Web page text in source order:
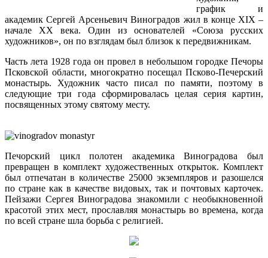
график и
академик Сергей Арсеньевич Виноградов жил в конце XIX –
начале XX века. Один из основателей «Союза русских
художников», он по взглядам был близок к передвижникам.
Часть лета 1928 года он провел в небольшом городке Печоры
Псковской области, многократно посещал Псково-Печерский
монастырь. Художник часто писал по памяти, поэтому в
следующие три года сформировалась целая серия картин,
посвященных этому святому месту.
Печорский цикл полотен академика Виноградова был
превращен в комплект художественных открыток. Комплект
был отпечатан в количестве 25000 экземпляров и разошелся
по стране как в качестве видовых, так и почтовых карточек.
Пейзажи Сергея Виноградова знакомили с необыкновенной
красотой этих мест, прославляя монастырь во времена, когда
по всей стране шла борьба с религией.